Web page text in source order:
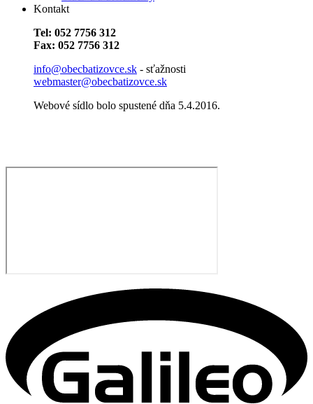
Kontakt
Tel: 052 7756 312
Fax: 052 7756 312
info@obecbatizovce.sk - sťažnosti
webmaster@obecbatizovce.sk
Webové sídlo bolo spustené dňa 5.4.2016.​​​